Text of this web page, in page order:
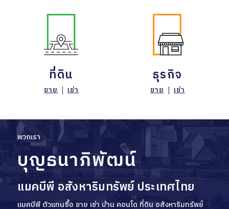
ที่ดิน
ขาย | เช่า
ธุรกิจ
ขาย | เช่า
พวกเรา
บุญธนาภิพัฒน์
แมคบีพี อสังหาริมทรัพย์ ประเทศไทย
แมคบีพี ตัวแทนซื้อ ขาย เช่า บ้าน คอนโด ที่ดิน อสังหาริมทรัพย์